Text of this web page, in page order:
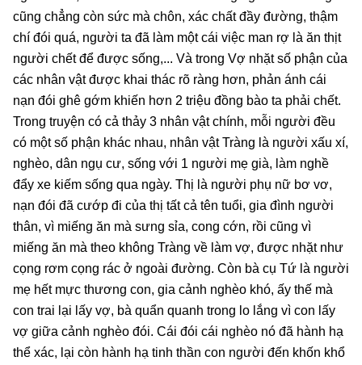
cũng chẳng còn sức mà chôn, xác chất đầy đường, thậm
chí đói quá, người ta đã làm một cái việc man rợ là ăn thịt
người chết để được sống,... Và trong Vợ nhặt số phận của
các nhân vật được khai thác rõ ràng hơn, phản ánh cái
nạn đói ghê gớm khiến hơn 2 triệu đồng bào ta phải chết.
Trong truyện có cả thảy 3 nhân vật chính, mỗi người đều
có một số phận khác nhau, nhân vật Tràng là người xấu xí,
nghèo, dân ngụ cư, sống với 1 người mẹ già, làm nghề
đẩy xe kiếm sống qua ngày. Thị là người phụ nữ bơ vơ,
nạn đói đã cướp đi của thị tất cả tên tuổi, gia đình người
thân, vì miếng ăn mà sưng sỉa, cong cớn, rồi cũng vì
miếng ăn mà theo không Tràng về làm vợ, được nhặt như
cọng rơm cọng rác ở ngoài đường. Còn bà cụ Tứ là người
mẹ hết mực thương con, gia cảnh nghèo khó, ấy thế mà
con trai lại lấy vợ, bà quẩn quanh trong lo lắng vì con lấy
vợ giữa cảnh nghèo đói. Cái đói cái nghèo nó đã hành hạ
thể xác, lại còn hành hạ tinh thần con người đến khốn khổ